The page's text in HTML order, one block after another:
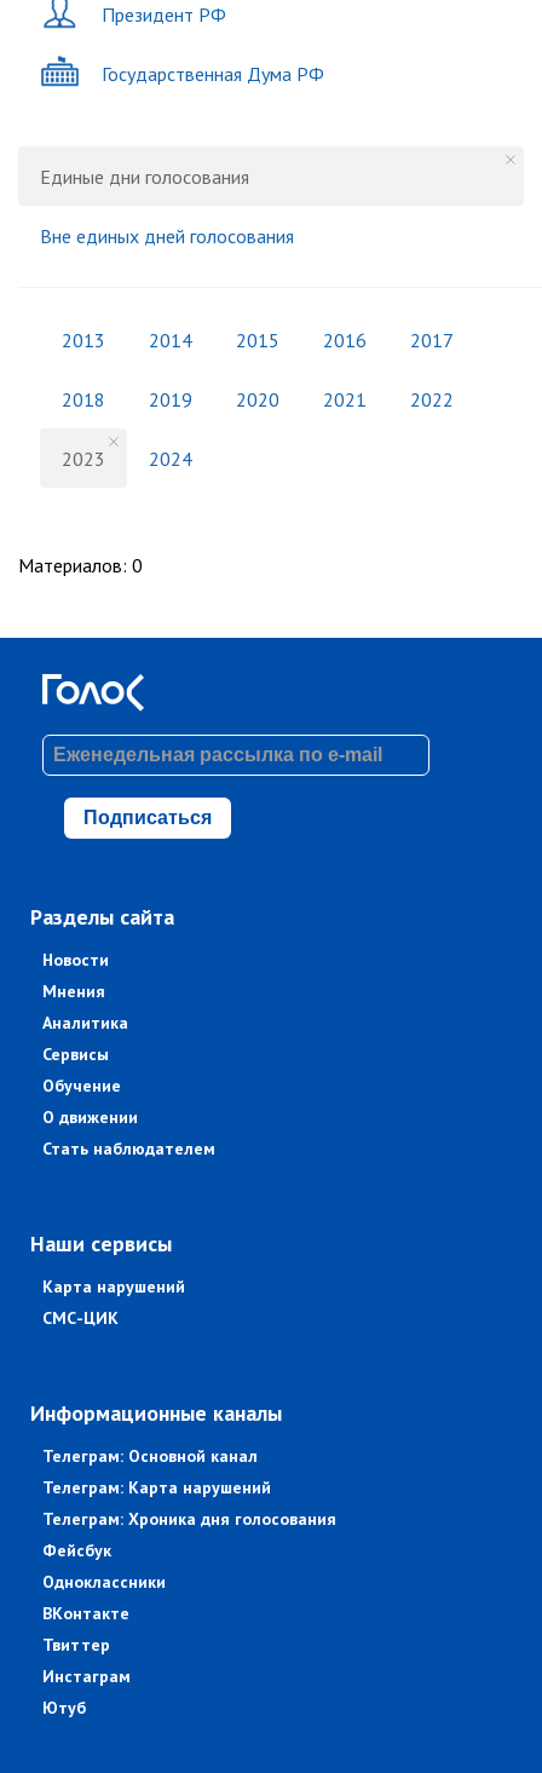
Президент РФ
Государственная Дума РФ
Единые дни голосования
Вне единых дней голосования
2013 2014 2015 2016 2017
2018 2019 2020 2021 2022
2023 2024
Материалов: 0
Подписаться
Разделы сайта
Новости
Мнения
Аналитика
Сервисы
Обучение
О движении
Стать наблюдателем
Наши сервисы
Карта нарушений
СМС-ЦИК
Информационные каналы
Телеграм: Основной канал
Телеграм: Карта нарушений
Телеграм: Хроника дня голосования
Фейсбук
Одноклассники
ВКонтакте
Твиттер
Инстаграм
Ютуб